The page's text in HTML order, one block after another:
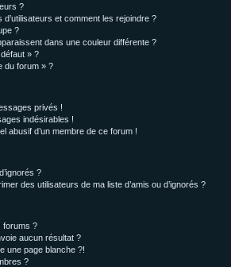
?
et comment les rejoindre ?
?
dans une couleur différente ?
» ?
du forum » ?
privés !
indésirables !
abusif d’un membre de ce forum !
?
des utilisateurs de ma liste d’amis ou d’ignorés ?
forums ?
aucun résultat ?
une page blanche ?!
?